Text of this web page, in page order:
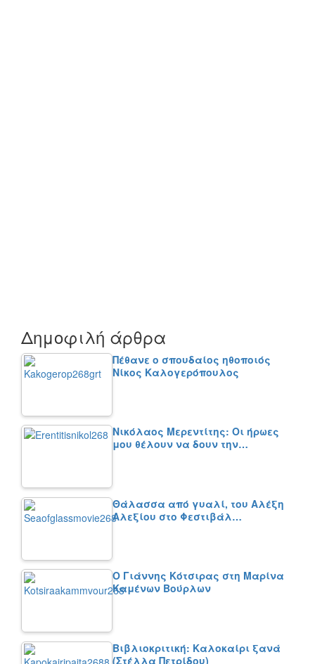
Δημοφιλή άρθρα
Πέθανε ο σπουδαίος ηθοποιός
Νίκος Καλογερόπουλος
Νικόλαος Μερεντίτης: Οι ήρωες
μου θέλουν να δουν την…
Θάλασσα από γυαλί, του Αλέξη
Αλεξίου στο Φεστιβάλ…
Ο Γιάννης Κότσιρας στη Μαρίνα
Καμένων Βούρλων
Βιβλιοκριτική: Καλοκαίρι ξανά
(Στέλλα Πετρίδου)